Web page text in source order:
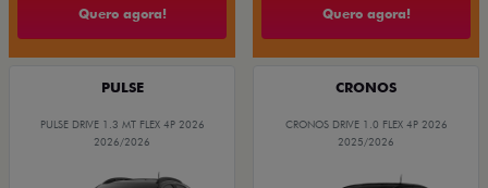
Quero agora! Quero agora!
PULSE
PULSE DRIVE 1.3 MT FLEX 4P 2026
2026/2026
CRONOS
CRONOS DRIVE 1.0 FLEX 4P 2026
2025/2026